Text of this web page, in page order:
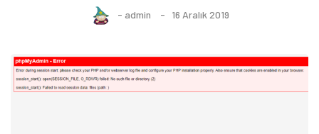
- admin 16 Aralık 2019